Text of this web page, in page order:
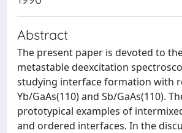
Abstract
The present paper is devoted to
metastable deexcitation
studying interface formation with
Yb/GaAs(110) and Sb/GaAs(110).
prototypical examples of
and ordered interfaces. In the